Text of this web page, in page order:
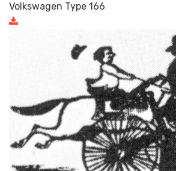
Volkswagen Type 166